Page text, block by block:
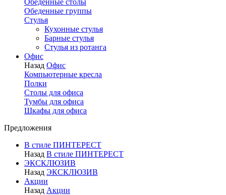
Обеденные столы
Обеденные группы
Стулья
Кухонные стулья
Барные стулья
Стулья из ротанга
Офис
Назад Офис
Компьютерные кресла
Полки
Столы для офиса
Тумбы для офиса
Шкафы для офиса
Предложения
В стиле ПИНТЕРЕСТ
Назад В стиле ПИНТЕРЕСТ
ЭКСКЛЮЗИВ
Назад ЭКСКЛЮЗИВ
Акции
Назад Акции